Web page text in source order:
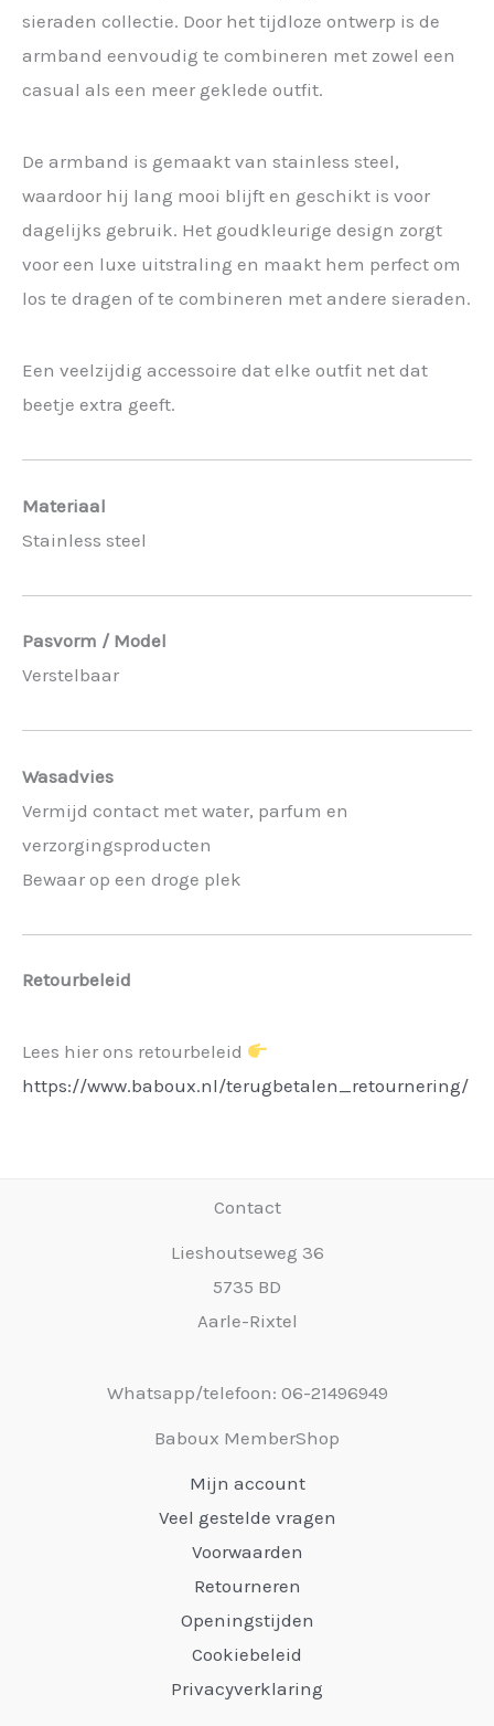
sieraden collectie. Door het tijdloze ontwerp is de
armband eenvoudig te combineren met zowel een
casual als een meer geklede outfit.
De armband is gemaakt van stainless steel,
waardoor hij lang mooi blijft en geschikt is voor
dagelijks gebruik. Het goudkleurige design zorgt
voor een luxe uitstraling en maakt hem perfect om
los te dragen of te combineren met andere sieraden.
Een veelzijdig accessoire dat elke outfit net dat
beetje extra geeft.
Materiaal
Stainless steel
Pasvorm / Model
Verstelbaar
Wasadvies
Vermijd contact met water, parfum en
verzorgingsproducten
Bewaar op een droge plek
Retourbeleid
Lees hier ons retourbeleid
https://www.baboux.nl/terugbetalen_retournering/
Contact
Lieshoutseweg 36
5735 BD
Aarle-Rixtel
Whatsapp/telefoon: 06-21496949
Baboux MemberShop
Mijn account
Veel gestelde vragen
Voorwaarden
Retourneren
Openingstijden
Cookiebeleid
Privacyverklaring